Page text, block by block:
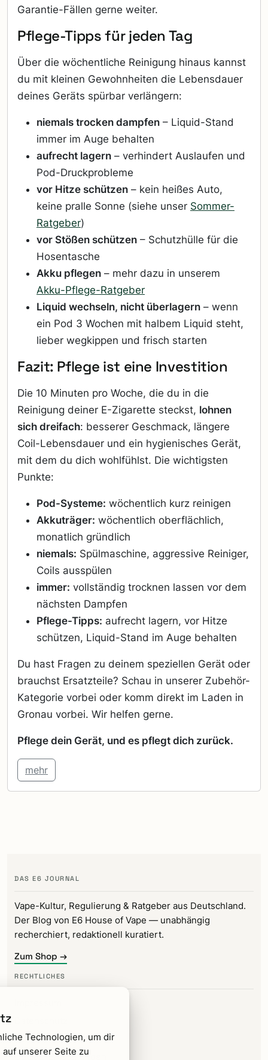
Garantie-Fällen gerne weiter.
Pflege-Tipps für jeden Tag
Über die wöchentliche Reinigung hinaus kannst
du mit kleinen Gewohnheiten die Lebensdauer
deines Geräts spürbar verlängern:
niemals trocken dampfen – Liquid-Stand
immer im Auge behalten
aufrecht lagern – verhindert Auslaufen und
Pod-Druckprobleme
vor Hitze schützen – kein heißes Auto,
keine pralle Sonne (siehe unser Sommer-
Ratgeber)
vor Stößen schützen – Schutzhülle für die
Hosentasche
Akku pflegen – mehr dazu in unserem
Akku-Pflege-Ratgeber
Liquid wechseln, nicht überlagern – wenn
ein Pod 3 Wochen mit halbem Liquid steht,
lieber wegkippen und frisch starten
Fazit: Pflege ist eine Investition
Die 10 Minuten pro Woche, die du in die
Reinigung deiner E-Zigarette steckst, lohnen
sich dreifach: besserer Geschmack, längere
Coil-Lebensdauer und ein hygienisches Gerät,
mit dem du dich wohlfühlst. Die wichtigsten
Punkte:
Pod-Systeme: wöchentlich kurz reinigen
Akkuträger: wöchentlich oberflächlich,
monatlich gründlich
niemals: Spülmaschine, aggressive Reiniger,
Coils ausspülen
immer: vollständig trocknen lassen vor dem
nächsten Dampfen
Pflege-Tipps: aufrecht lagern, vor Hitze
schützen, Liquid-Stand im Auge behalten
Du hast Fragen zu deinem speziellen Gerät oder
brauchst Ersatzteile? Schau in unserer Zubehör-
Kategorie vorbei oder komm direkt im Laden in
Gronau vorbei. Wir helfen gerne.
Pflege dein Gerät, und es pflegt dich zurück.
mehr
DAS E6 JOURNAL
Vape-Kultur, Regulierung & Ratgeber aus Deutschland.
Der Blog von E6 House of Vape — unabhängig
recherchiert, redaktionell kuratiert.
Zum Shop →
RECHTLICHES
Kontakt
Cookie-Einstellungen
Technologien, um dir
unserer Seite zu